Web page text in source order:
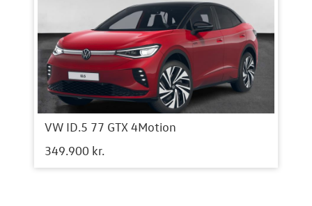
VW ID.5 77 GTX 4Motion
349.900 kr.